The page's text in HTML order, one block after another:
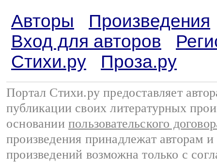
Авторы
Произведения
Вход для авторов
Стихи.ру
Проза.ру
Портал Стихи.ру предоставляет
публикации своих литературных
основании пользовательского
произведения принадлежат авторам
произведений возможна только с